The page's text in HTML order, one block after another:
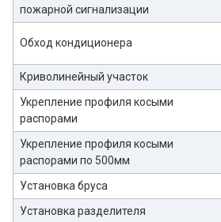
пожарной сигнализации
Обход кондиционера
Криволинейный участок
Укрепление профиля косыми
распорами
Укрепление профиля косыми
распорами по 500мм
Установка бруса
Установка разделителя